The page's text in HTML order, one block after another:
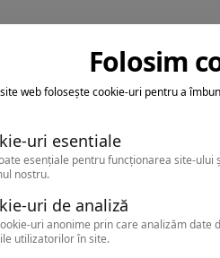
Folosim
web folosește cookie-uri pentru a
uri esentiale
esențiale pentru funcționarea site-ului
nostru.
uri de analiză
uri anonime prin care analizăm date
utilizatorilor în site.